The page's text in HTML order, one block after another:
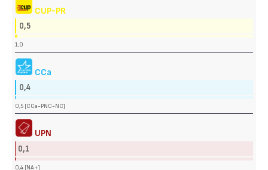
CUP-PR
0,5
1,0
CCa
0,4
0,5 [CCa-PNC-NC]
UPN
0,1
0,4 [NA+]